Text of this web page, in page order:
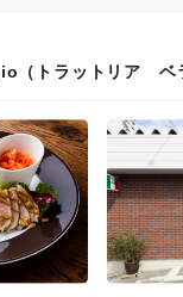
トラットリア ベ